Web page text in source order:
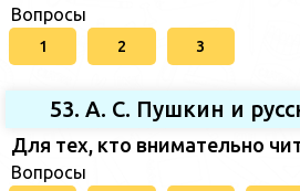
Вопросы
1 2 3
53. А. С. Пушкин и
Для тех, кто внимательно
Вопросы